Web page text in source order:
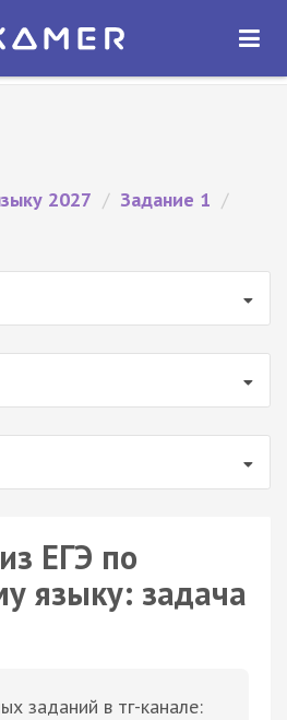
2027
ОТКРЫТЬ
2027 / Задание 1 /
ЕГЭ по
языку: задача
заданий в тг-канале: